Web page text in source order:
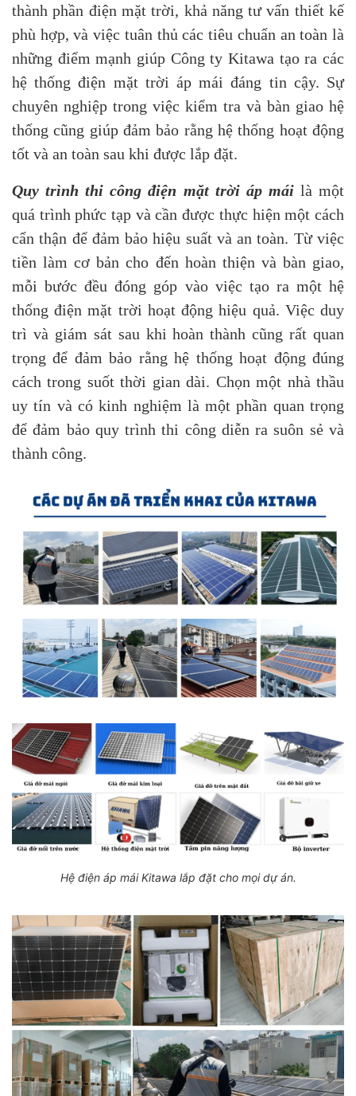
thành phần điện mặt trời, khả năng tư vấn thiết kế
phù hợp, và việc tuân thủ các tiêu chuẩn an toàn là
những điểm mạnh giúp Công ty Kitawa tạo ra các
hệ thống điện mặt trời áp mái đáng tin cậy. Sự
chuyên nghiệp trong việc kiểm tra và bàn giao hệ
thống cũng giúp đảm bảo rằng hệ thống hoạt động
tốt và an toàn sau khi được lắp đặt.
Quy trình thi công điện mặt trời áp mái là một
quá trình phức tạp và cần được thực hiện một cách
cẩn thận để đảm bảo hiệu suất và an toàn. Từ việc
tiền làm cơ bản cho đến hoàn thiện và bàn giao,
mỗi bước đều đóng góp vào việc tạo ra một hệ
thống điện mặt trời hoạt động hiệu quả. Việc duy
trì và giám sát sau khi hoàn thành cũng rất quan
trọng để đảm bảo rằng hệ thống hoạt động đúng
cách trong suốt thời gian dài. Chọn một nhà thầu
uy tín và có kinh nghiệm là một phần quan trọng
để đảm bảo quy trình thi công diễn ra suôn sẻ và
thành công.
Hệ điện áp mái Kitawa lắp đặt cho mọi dự án.